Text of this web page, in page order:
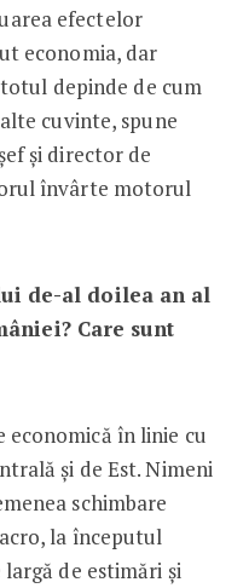
efectelor
economia, dar
depinde de cum
cuvinte, spune
și director de
învârte motorul
de-al doilea an al
Care sunt
economică în linie cu
și de Est. Nimeni
schimbare
la începutul
de estimări și